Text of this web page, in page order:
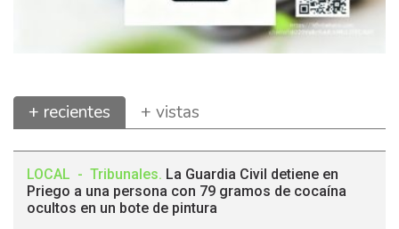
+ recientes + vistas
LOCAL - Tribunales. La Guardia Civil detiene en
Priego a una persona con 79 gramos de cocaína
ocultos en un bote de pintura